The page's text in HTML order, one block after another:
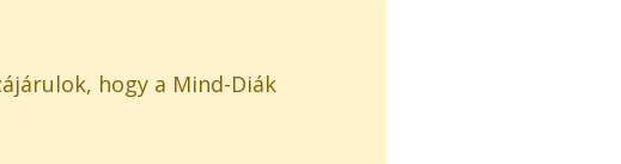
hogy a Mind-Diák